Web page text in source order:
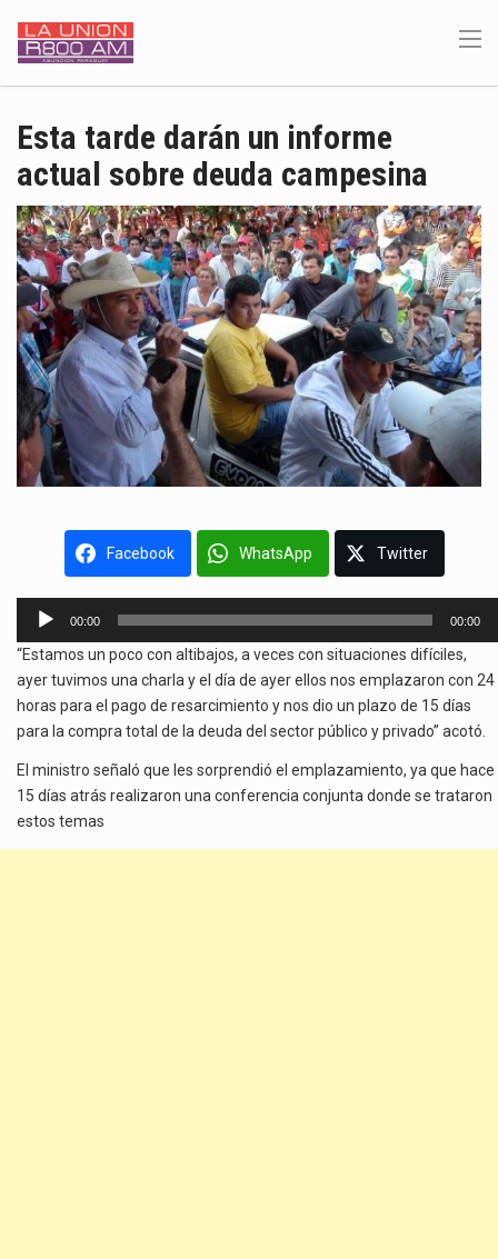
Esta tarde darán un informe
actual sobre deuda campesina
Facebook WhatsApp Twitter
Reproductor
audio
00:00 00:00
“Estamos un poco con altibajos, a veces con situaciones difíciles,
ayer tuvimos una charla y el día de ayer ellos nos emplazaron con 24
horas para el pago de resarcimiento y nos dio un plazo de 15 días
para la compra total de la deuda del sector público y privado” acotó.
El ministro señaló que les sorprendió el emplazamiento, ya que hace
15 días atrás realizaron una conferencia conjunta donde se trataron
estos temas